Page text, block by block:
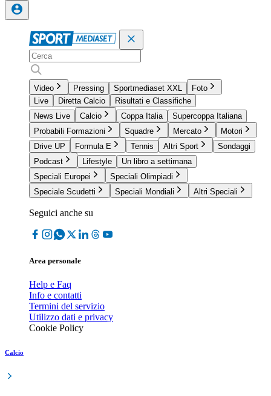
Video Pressing Sportmediaset XXL
Foto
Live
Diretta Calcio
Risultati e Classifiche
News Live
Calcio Coppa Italia
Supercoppa Italiana
Probabili Formazioni
Squadre Mercato
Motori
Drive UP
Formula E Tennis Altri Sport
Sondaggi
Podcast
Lifestyle
Un libro a settimana
Speciali Europei
Speciali Olimpiadi
Speciale Scudetti
Speciali Mondiali Altri Speciali
Seguici anche su
Area personale
Help e Faq
Info e contatti
Termini del servizio
Utilizzo dati e privacy
Cookie Policy
Calcio